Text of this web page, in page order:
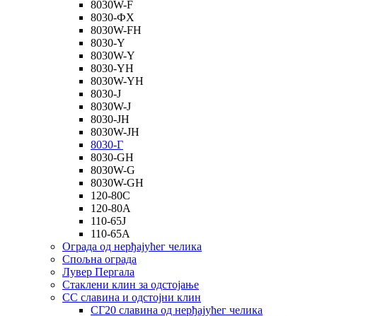
8030W-F
8030-ФХ
8030W-FH
8030-Y
8030W-Y
8030-YH
8030W-YH
8030-Ј
8030W-J
8030-JH
8030W-JH
8030-Г
8030-GH
8030W-G
8030W-GH
120-80С
120-80А
110-65Ј
110-65А
Ограда од нерђајућег челика
Спољна ограда
Лувер Пергала
Стаклени клин за одстојање
СС славина и одстојни клин
СГ20 славина од нерђајућег челика